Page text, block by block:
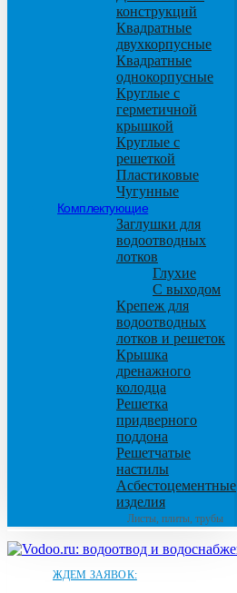
конструкций
Квадратные
двухкорпусные
Квадратные
однокорпусные
Круглые с
герметичной
крышкой
Круглые с
решеткой
Пластиковые
Чугунные
Комплектующие
Заглушки для
водоотводных
лотков
Глухие
С выходом
Крепеж для
водоотводных
лотков и решеток
Крышка
дренажного
колодца
Решетка
придверного
поддона
Решетчатые
настилы
Асбестоцементные
изделия
Листы, плиты, трубы
ЖДЕМ ЗАЯВОК: